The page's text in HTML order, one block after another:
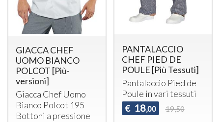
GIACCA CHEF
UOMO BIANCO
POLCOT [Più-
versioni]
Giacca Chef Uomo
Bianco Polcot 195
Bottoni a pressione
PANTALACCIO
CHEF PIED DE
POULE [Più Tessuti]
Pantalaccio Pied de
Poule in vari tessuti
€ 18,00 19,50